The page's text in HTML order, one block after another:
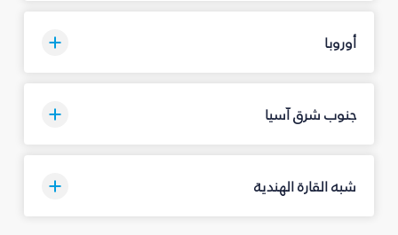
أوروبا
جنوب شرق آسيا
شبه القارة الهندية